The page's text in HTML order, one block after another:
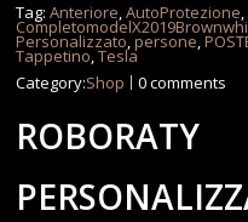
Tag:Anteriore,AutoProtezione,
Personalizzato,persone,
Tappetino,Tesla
Category:Shop 0 comments
ROBORATY